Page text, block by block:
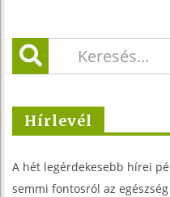
Hírlevél
A hét legérdekesebb hírei
semmi fontosról az